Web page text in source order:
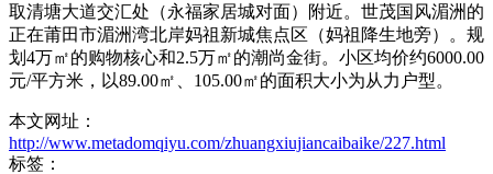
取清塘大道交汇处（永福家居城对面）附近。世茂国风湄洲的
正在莆田市湄洲湾北岸妈祖新城焦点区（妈祖降生地旁）。规
划4万㎡的购物核心和2.5万㎡的潮尚金街。小区均价约6000.00
元/平方米，以89.00㎡、105.00㎡的面积大小为从力户型。
本文网址：
http://www.metadomqiyu.com/zhuangxiujiancaibaike/227.html
标签：